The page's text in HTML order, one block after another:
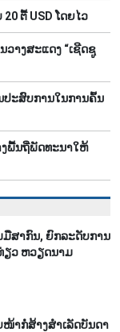
ຕື້ USD ໂດຍ​ໄວ
າງ​ສະ​ແດງ “ເຊີດ​ຊູ
ປະ​ສົບ​ການ​ໃນ​ການ​ຄົ້ນ​
ພື້ນ​ຖີ່​ພັດ​ທະ​ນາ​ໃຫ້​
ມືສາກົນ, ຍົກລະດັບການ
ຽວ ຫວຽດນາມ
າກໍ່ສ້າງສຳເລັດບັນດາ